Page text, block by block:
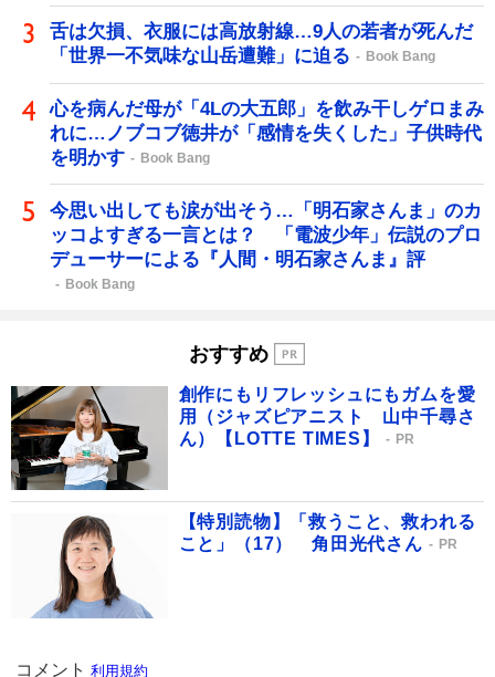
舌は欠損、衣服には高放射線…9人の若者が死んだ
「世界一不気味な山岳遭難」に迫る
Book Bang
心を病んだ母が「4Lの大五郎」を飲み干しゲロまみ
れに…ノブコブ徳井が「感情を失くした」子供時代
を明かす
Book Bang
今思い出しても涙が出そう…「明石家さんま」のカ
ッコよすぎる一言とは？ 「電波少年」伝説のプロ
デューサーによる『人間・明石家さんま』評
Book Bang
おすすめ
創作にもリフレッシュにもガムを愛
用（ジャズピアニスト 山中千尋さ
ん）【LOTTE TIMES】
PR
【特別読物】「救うこと、救われる
こと」（17） 角田光代さん
PR